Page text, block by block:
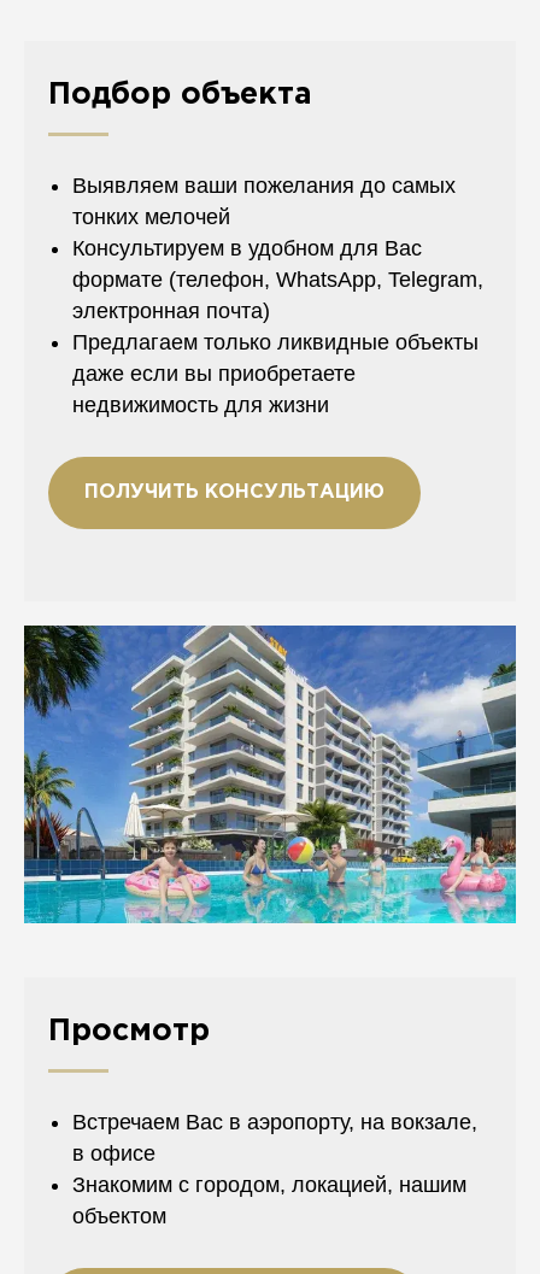
Подбор объекта
Выявляем ваши пожелания до самых
тонких мелочей
Консультируем в удобном для Вас
формате (телефон, WhatsApp, Telegram,
электронная почта)
Предлагаем только ликвидные объекты
даже если вы приобретаете
недвижимость для жизни
ПОЛУЧИТЬ КОНСУЛЬТАЦИЮ
Просмотр
Встречаем Вас в аэропорту, на вокзале,
в офисе
Знакомим с городом, локацией, нашим
объектом